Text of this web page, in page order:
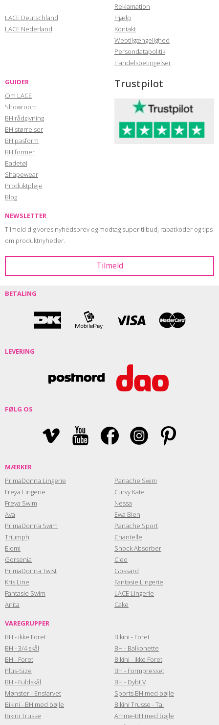
LACE Deutschland
LACE Nederland
Reklamation
Hjælp
Kontakt
Webtilgængelighed
Persondatapolitik
Handelsbetingelser
GUIDER
Om LACE
Showroom
BH rådgivning
BH størrelser
BH pasform
BH former
Badetøj
Shapewear
Produktpleje
Blog
Trustpilot
NEWSLETTER
Tilmeld dig vores nyhedsbrev og modtag super tilbud, rabatkoder og tips
om produktnyheder.
BETALING
LEVERING
FØLG OS
MÆRKER
PrimaDonna Lingerie
Freya Lingerie
Freya Swim
Ava
PrimaDonna Swim
Triumph
Elomi
Gorsenia
PrimaDonna Twist
Kris Line
Fantasie Swim
Anita
Panache Swim
Curvy Kate
Nessa
Ewa Bien
Panache Sport
Chantelle
Shock Absorber
Cleo
Gossard
Fantasie Lingerie
LACE Lingerie
Cake
VAREGRUPPER
BH - ikke Foret
BH - 3/4 skål
BH - Foret
Plus-Size
BH - Fuldskål
Mønster - Ensfarvet
Bikini - BH med bøjle
Bikini Trusse
Bikini - Foret
BH - Balkonette
Bikini - ikke Foret
BH - Formpresset
BH - Dybt V
Sports BH med bøjle
Bikini Trusse - Tai
Amme-BH med bøjle